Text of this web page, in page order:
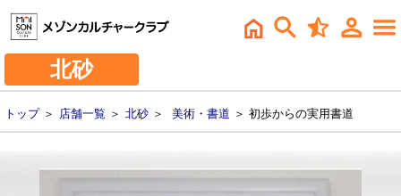
北砂
トップ＞ 店舗一覧 ＞ 北砂 ＞ 美術・書道 ＞ 初歩からの実用書道